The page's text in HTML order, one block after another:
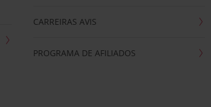
CARREIRAS AVIS
PROGRAMA DE AFILIADOS